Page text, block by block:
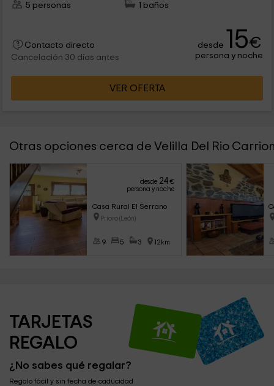
5 personas
1 baños
Contacto directo
Cancelación 30 días antes
desde 15€
persona y noche
VER OFERTA
Otras opciones cerca de Velilla Del Rio
desde 24€
persona y noche
Casa Rural El Serrano
Prioro (León)
9 5 3 12km
TARJETAS
REGALO
¿No sabes qué regalar?
Regalo fácil y sin fecha de caducidad